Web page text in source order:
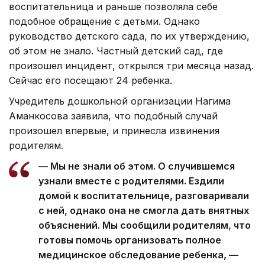
воспитательница и раньше позволяла себе
подобное обращение с детьми. Однако
руководство детского сада, по их утверждению,
об этом не знало. Частный детский сад, где
произошел инцидент, открылся три месяца назад.
Сейчас его посещают 24 ребенка.
Учредитель дошкольной организации Нагима
Аманкосова заявила, что подобный случай
произошел впервые, и принесла извинения
родителям.
— Мы не знали об этом. О случившемся
узнали вместе с родителями. Ездили
домой к воспитательнице, разговаривали
с ней, однако она не смогла дать внятных
объяснений. Мы сообщили родителям, что
готовы помочь организовать полное
медицинское обследование ребенка, —